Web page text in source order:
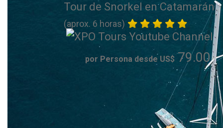
Tour de Snorkel en Catamarán
(aprox. 6 horas)
por Persona desde US$ 79.00